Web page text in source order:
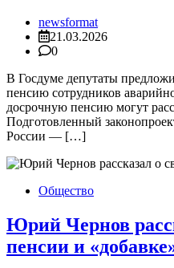
newsformat
21.03.2026
0
В Госдуме депутаты
пенсию сотрудников
досрочную пенсию могут
Подготовленный
России — […]
Общество
Юрий Чернов
пенсии и